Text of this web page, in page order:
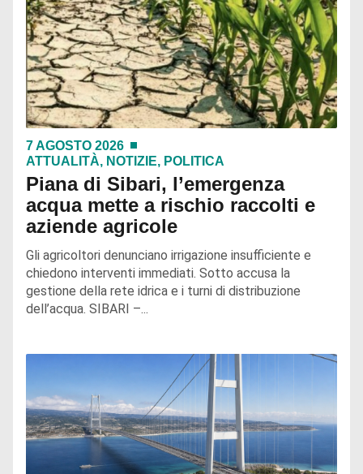
7 AGOSTO 2026
ATTUALITÀ, NOTIZIE, POLITICA
Piana di Sibari, l’emergenza
acqua mette a rischio raccolti e
aziende agricole
Gli agricoltori denunciano irrigazione insufficiente e
chiedono interventi immediati. Sotto accusa la
gestione della rete idrica e i turni di distribuzione
dell’acqua. SIBARI –...